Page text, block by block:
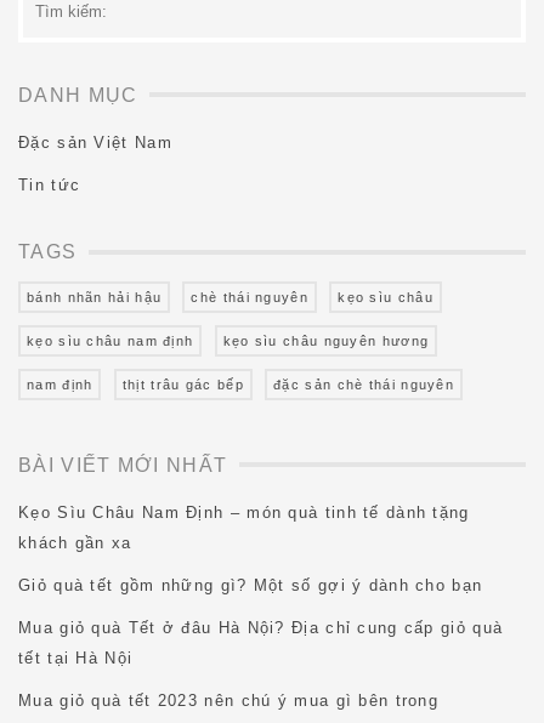
kiếm:
DANH MỤC
Đặc sản Việt Nam
Tin tức
TAGS
bánh nhãn hải hậu chè thái nguyên kẹo sìu châu
kẹo sìu châu nam định kẹo sìu châu nguyên hương
nam định thịt trâu gác bếp đặc sản chè thái nguyên
BÀI VIẾT MỚI NHẤT
Kẹo Sìu Châu Nam Định – món quà tinh tế dành tặng
khách gần xa
Giỏ quà tết gồm những gì? Một số gợi ý dành cho bạn
Mua giỏ quà Tết ở đâu Hà Nội? Địa chỉ cung cấp giỏ quà
tết tại Hà Nội
Mua giỏ quà tết 2023 nên chú ý mua gì bên trong